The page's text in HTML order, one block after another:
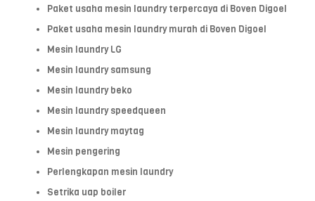
Paket usaha mesin laundry terpercaya di Boven Digoel
Paket usaha mesin laundry murah di Boven Digoel
Mesin laundry LG
Mesin laundry samsung
Mesin laundry beko
Mesin laundry speedqueen
Mesin laundry maytag
Mesin pengering
Perlengkapan mesin laundry
Setrika uap boiler